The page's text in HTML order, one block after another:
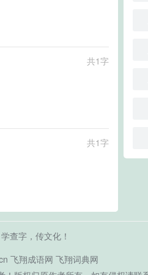
共1字
共1字
查字，传文化！
飞翔成语网 飞翔词典网